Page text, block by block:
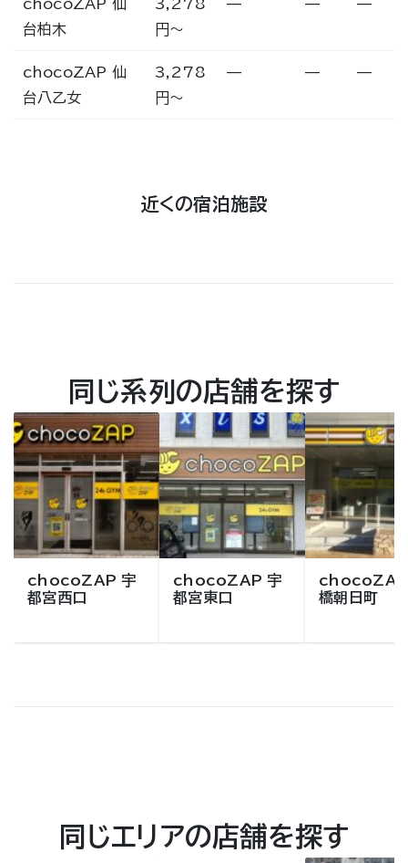
chocoZAP 仙
台柏木
3,278
円〜
— — —
chocoZAP 仙
台八乙女
3,278
円〜
— — —
近くの宿泊施設
同じ系列の店舗を探す
chocoZAP 宇
都宮西口
chocoZAP 宇
都宮東口
chocoZAP
橋朝日町
同じエリアの店舗を探す